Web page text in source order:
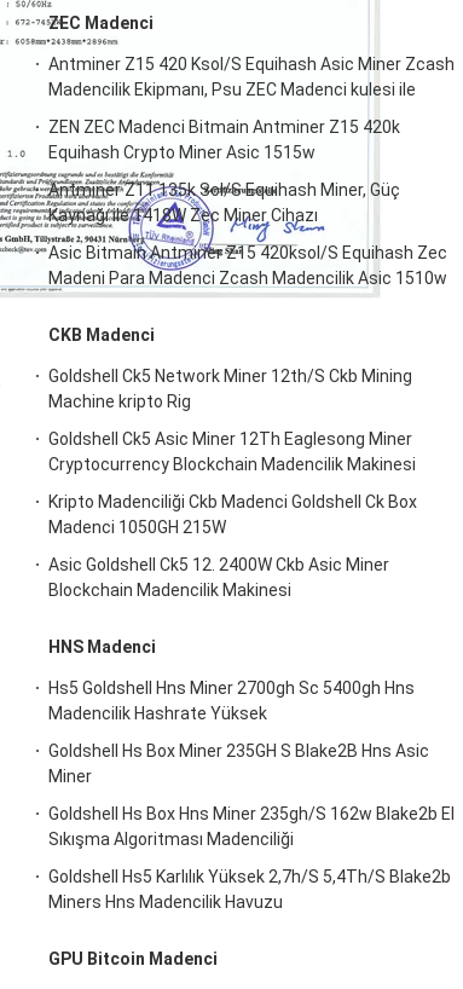
ZEC Madenci
Antminer Z15 420 Ksol/S Equihash Asic Miner Zcash
Madencilik Ekipmanı, Psu ZEC Madenci kulesi ile
ZEN ZEC Madenci Bitmain Antminer Z15 420k
Equihash Crypto Miner Asic 1515w
Antminer Z11 135k Sol/S Equihash Miner, Güç
Kaynağı ile 1418W Zec Miner Cihazı
Asic Bitmain Antminer Z15 420ksol/S Equihash Zec
Madeni Para Madenci Zcash Madencilik Asic 1510w
CKB Madenci
Goldshell Ck5 Network Miner 12th/S Ckb Mining
Machine kripto Rig
Goldshell Ck5 Asic Miner 12Th Eaglesong Miner
Cryptocurrency Blockchain Madencilik Makinesi
Kripto Madenciliği Ckb Madenci Goldshell Ck Box
Madenci 1050GH 215W
Asic Goldshell Ck5 12. 2400W Ckb Asic Miner
Blockchain Madencilik Makinesi
HNS Madenci
Hs5 Goldshell Hns Miner 2700gh Sc 5400gh Hns
Madencilik Hashrate Yüksek
Goldshell Hs Box Miner 235GH S Blake2B Hns Asic
Miner
Goldshell Hs Box Hns Miner 235gh/S 162w Blake2b El
Sıkışma Algoritması Madenciliği
Goldshell Hs5 Karlılık Yüksek 2,7h/S 5,4Th/S Blake2b
Miners Hns Madencilik Havuzu
GPU Bitcoin Madenci